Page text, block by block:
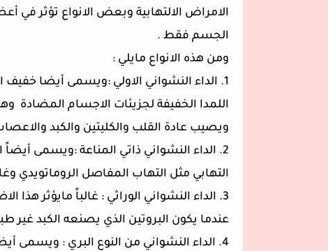
الامراض الالتهابية وبعض الانواع تؤثر في
الجسم فقط .
ومن هذه الانواع مايلي :
1. الداء النشواني الاولي :ويسمى أيضا
اللمدا الخفيفة لجزيئات الاجسام المضادة
ويصيب عادة القلب والكليتين والكبد
2. الداء النشواني ذاتي المناعة :ويسمى
التهابي مثل التهاب المفاصل الروماتويدي
3. الداء النشواني الوراثي : غالباً مايؤثر
عندما يكون البروتين الذي يصنعه الكبد غير
4. الداء النشواني من النوع البري : ويسمى